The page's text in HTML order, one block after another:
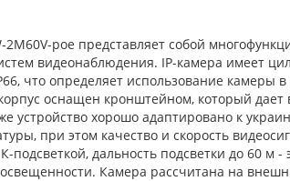
poe представляет собой
видеонаблюдения. IP-камера имеет
что определяет использование камеры
оснащен кронштейном, который дает
устройство хорошо адаптировано к
при этом качество и скорость
дальность подсветки до 60 м -
Камера рассчитана на